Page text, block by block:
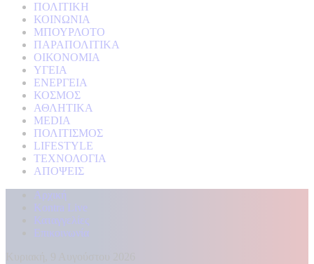
ΠΟΛΙΤΙΚΗ
ΚΟΙΝΩΝΙΑ
ΜΠΟΥΡΛΟΤΟ
ΠΑΡΑΠΟΛΙΤΙΚΑ
ΟΙΚΟΝΟΜΙΑ
ΥΓΕΙΑ
ΕΝΕΡΓΕΙΑ
ΚΟΣΜΟΣ
ΑΘΛΗΤΙΚΑ
MEDIA
ΠΟΛΙΤΙΣΜΟΣ
LIFESTYLE
ΤΕΧΝΟΛΟΓΙΑ
ΑΠΟΨΕΙΣ
Αρχική
Kontra Live
Καταγγελίες
Επικοινωνία